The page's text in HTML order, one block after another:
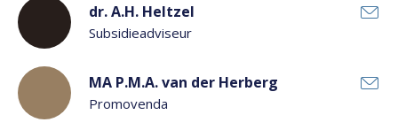
dr. A.H. Heltzel
Subsidieadviseur
MA P.M.A. van der Herberg
Promovenda